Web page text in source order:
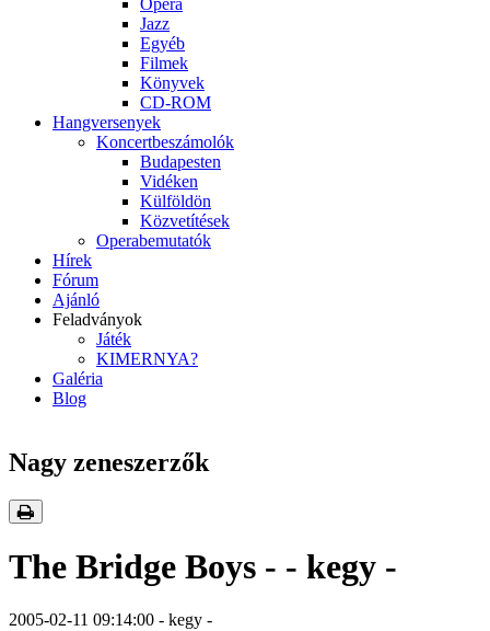
Jazz
Egyéb
Filmek
Könyvek
CD-ROM
Hangversenyek
Koncertbeszámolók
Budapesten
Vidéken
Külföldön
Közvetítések
Operabemutatók
Hírek
Fórum
Ajánló
Feladványok
Játék
KIMERNYA?
Galéria
Blog
Nagy zeneszerzők
The Bridge Boys - - kegy -
2005-02-11 09:14:00 - kegy -